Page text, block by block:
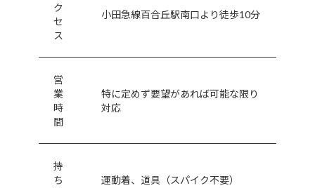
ク
セ
ス
小田急線百合丘駅南口より徒歩10分
営
業
時
間
特に定めず要望があれば可能な限り
対応
持
ち
運動着、道具（スパイク不要）